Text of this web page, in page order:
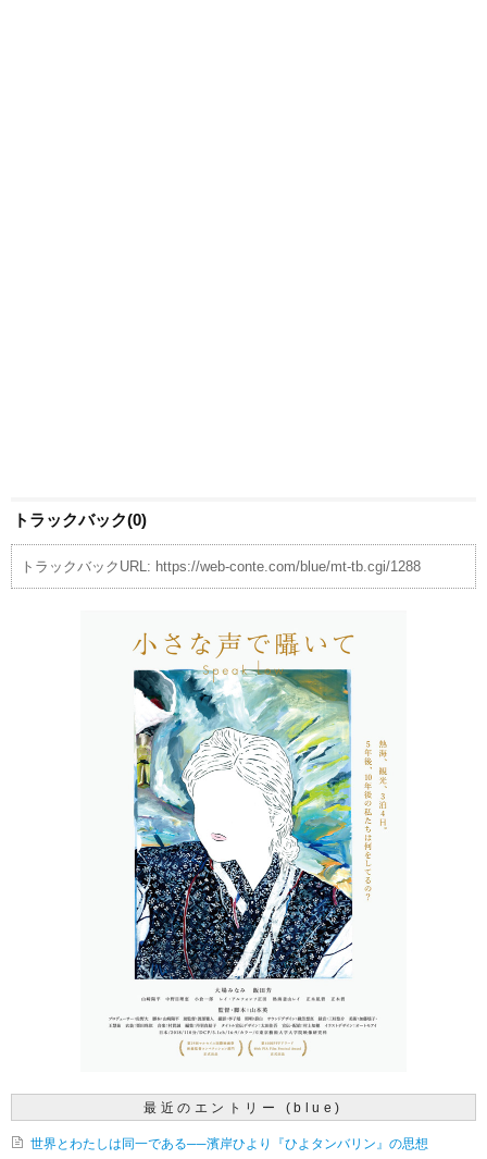
トラックバック(0)
トラックバックURL: https://web-conte.com/blue/mt-tb.cgi/1288
最近のエントリー (blue)
世界とわたしは同一である──濱岸ひより『ひよタンバリン』の思想